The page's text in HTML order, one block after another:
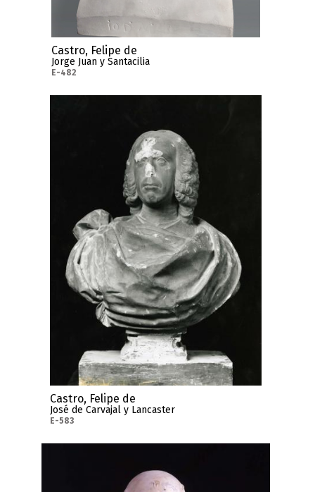
Castro, Felipe de
Jorge Juan y Santacilia
E-482
Castro, Felipe de
José de Carvajal y Lancaster
E-583